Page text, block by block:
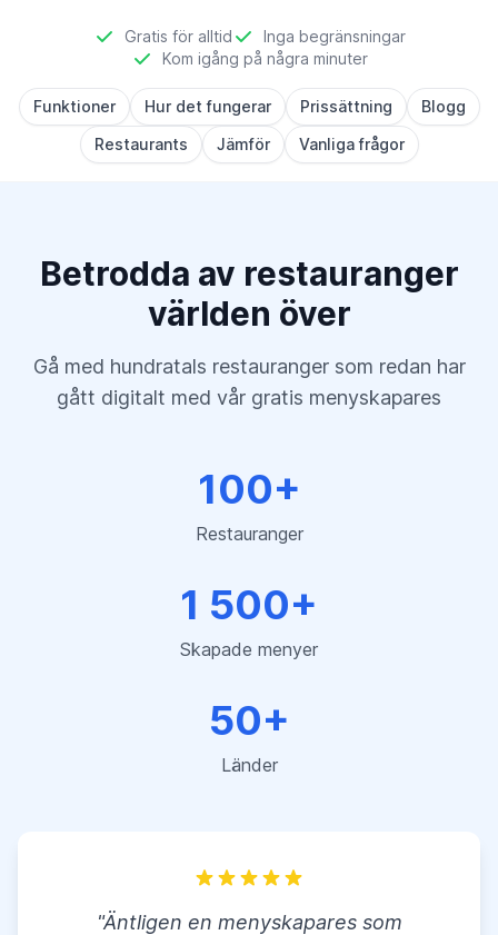
Gratis för alltid
Inga begränsningar
Kom igång på några minuter
Funktioner Hur det fungerar Prissättning
Blogg
Restaurants
Jämför Vanliga frågor
Betrodda av restauranger
världen över
Gå med hundratals restauranger som redan har
gått digitalt med vår gratis menyskapares
100+
Restauranger
1 500+
Skapade menyer
50+
Länder
"Äntligen en menyskapares som